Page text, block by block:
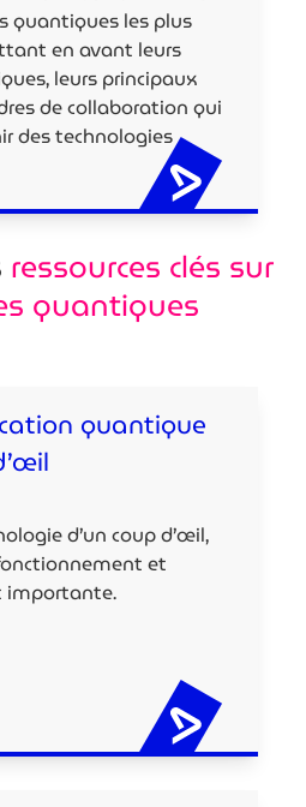
quantiques les plus
en avant leurs
leurs principaux
de collaboration qui
des technologies
ressources clés sur
quantiques
quantique
d’un coup d’œil,
et
importante.